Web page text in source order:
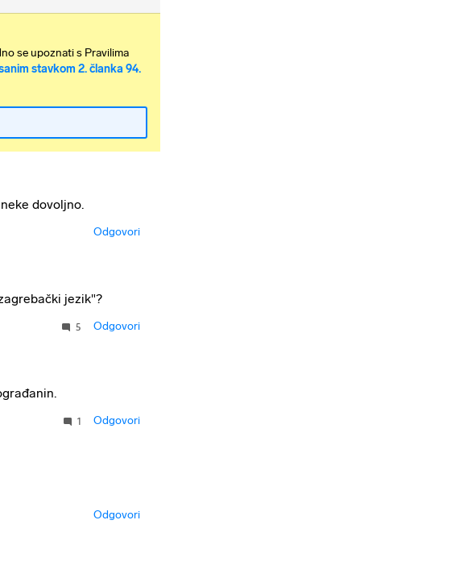
se upoznati s Pravilima
stavkom 2. članka 94.
dovoljno.
Odgovori
jezik"?
5 Odgovori
1 Odgovori
Odgovori